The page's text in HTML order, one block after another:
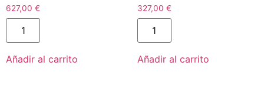
627,00 €
Añadir al carrito
327,00 €
Añadir al carrito